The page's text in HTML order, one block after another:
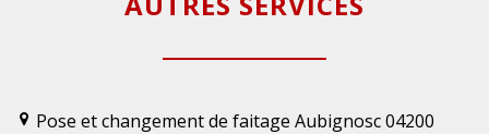
Pose et changement de faitage Aubignosc 04200